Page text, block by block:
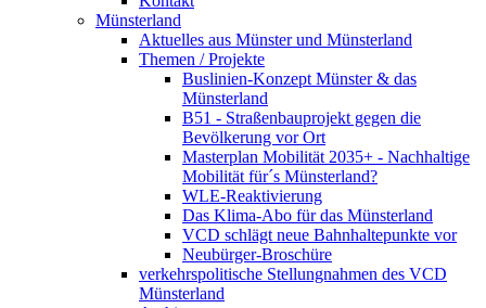
Münsterland
Aktuelles aus Münster und Münsterland
Themen / Projekte
Buslinien-Konzept Münster & das
Münsterland
B51 - Straßenbauprojekt gegen die
Bevölkerung vor Ort
Masterplan Mobilität 2035+ - Nachhaltige
Mobilität für´s Münsterland?
WLE-Reaktivierung
Das Klima-Abo für das Münsterland
VCD schlägt neue Bahnhaltepunkte vor
Neubürger-Broschüre
verkehrspolitische Stellungnahmen des VCD
Münsterland